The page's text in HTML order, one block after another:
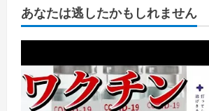
あなたは逃したかもしれません